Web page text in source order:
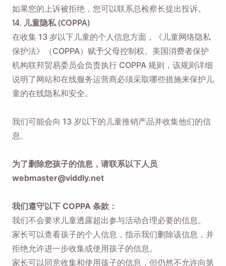
如果您的上诉被拒绝，您可以联系总检察长提出投诉。
14. 儿童隐私 (COPPA)
在收集 13 岁以下儿童的个人信息方面，《儿童网络隐私
保护法》（COPPA）赋予父母控制权。美国消费者保护
机构联邦贸易委员会负责执行 COPPA 规则，该规则详细
说明了网站和在线服务运营商必须采取哪些措施来保护儿
童的在线隐私和安全。
我们可能会向 13 岁以下的儿童推销产品并收集他们的信
息。
为了删除您孩子的信息，请联系以下人员
webmaster@viddly.net
我们遵守以下 COPPA 条款：
我们不会要求儿童透露超出参与活动合理必要的信息。
家长可以查看孩子的个人信息，指示我们删除该信息，并
拒绝允许进一步收集或使用孩子的信息。
家长可以同意收集和使用孩子的信息，但仍然不允许向第